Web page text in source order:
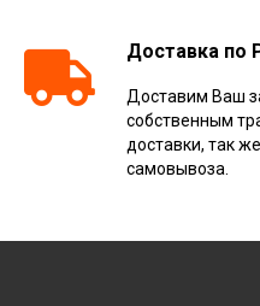
Доставка по
Доставим Ваш
собственным
доставки, так
самовывоза.